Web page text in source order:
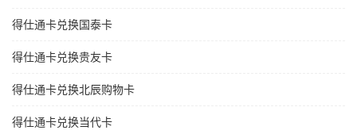
得仕通卡兑换国泰卡
得仕通卡兑换贵友卡
得仕通卡兑换北辰购物卡
得仕通卡兑换当代卡